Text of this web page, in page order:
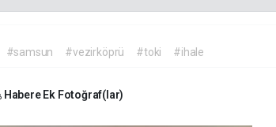
#samsun #vezirköprü #toki #ihale
Habere Ek Fotoğraf(lar)